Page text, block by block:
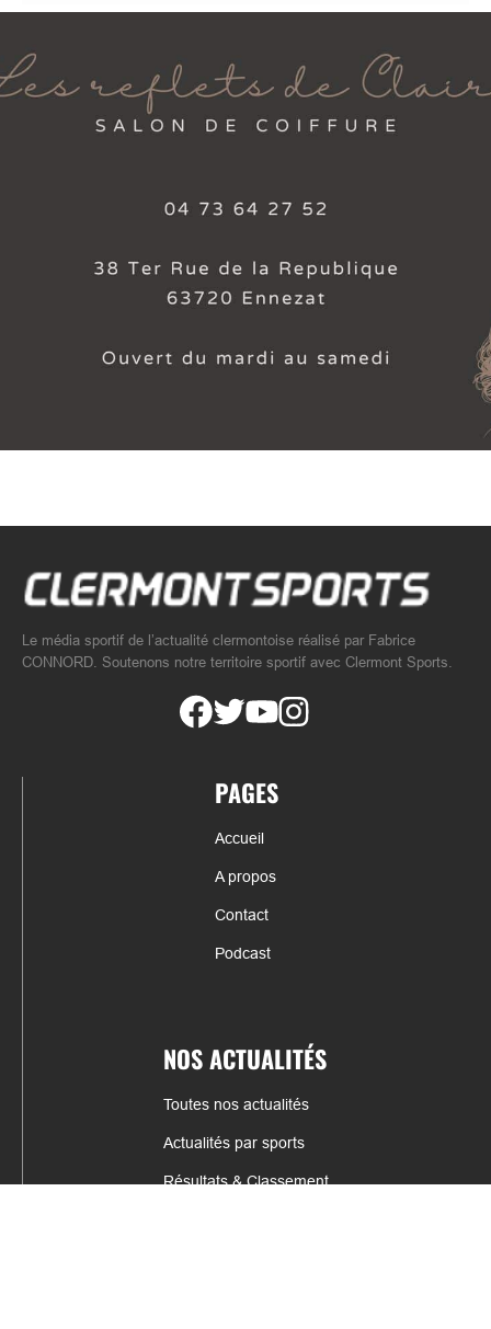
Le média sportif de l’actualité clermontoise réalisé par Fabrice
CONNORD. Soutenons notre territoire sportif avec Clermont Sports.
PAGES
Accueil
A propos
Contact
Podcast
NOS ACTUALITÉS
Toutes nos actualités
Actualités par sports
Résultats & Classement